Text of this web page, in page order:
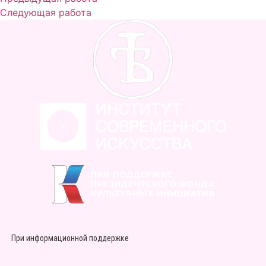
Следующая работа
При информационной поддержке